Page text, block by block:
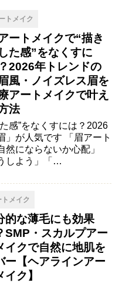
トメイク
ートメイクで“描き
た感”をなくすに
2026年トレンドの
風・ノイズレス眉を
アートメイクで叶え
法
感”をなくすには？2026
」が人気です 「眉アート
然にならないか心配」
しよう」「…
トメイク
的な薄毛にも効果
SMP・スカルプアー
イクで自然に地肌を
ー【ヘアラインアー
イク】